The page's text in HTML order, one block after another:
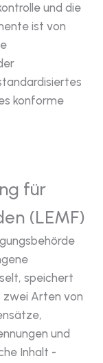
und die
ist von
konforme
für
(LEMF)
speichert
zwei Arten von
und
Inhalt -